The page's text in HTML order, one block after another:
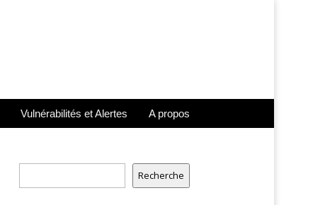
Vulnérabilités et Alertes A propos
Recherche